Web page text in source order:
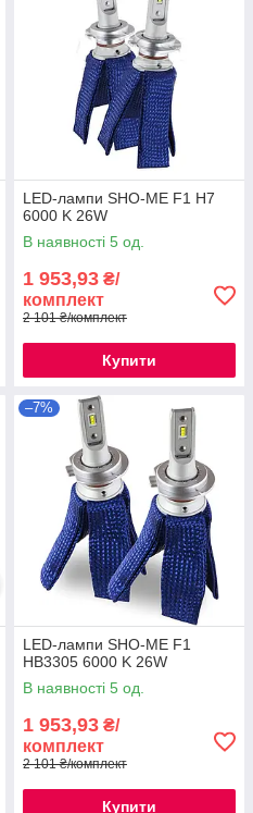
LED-лампи SHO-ME F1 H7
6000 K 26W
В наявності 5 од.
1 953,93 ₴/
комплект
2 101 ₴/комплект
Купити
–7%
LED-лампи SHO-ME F1
HB3305 6000 K 26W
В наявності 5 од.
1 953,93 ₴/
комплект
2 101 ₴/комплект
Купити